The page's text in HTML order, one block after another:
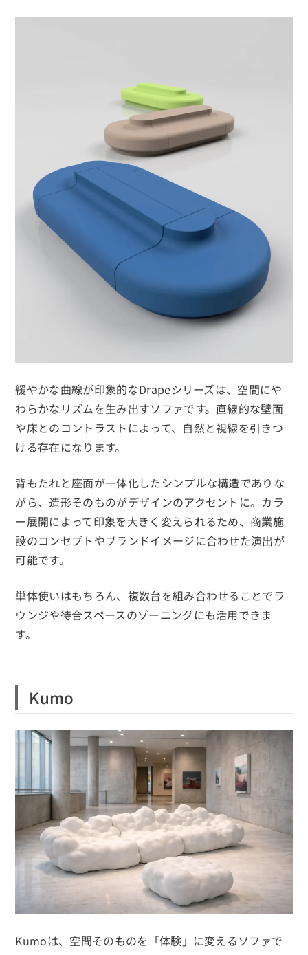
緩やかな曲線が印象的なDrapeシリーズは、空間にや
わらかなリズムを生み出すソファです。直線的な壁面
や床とのコントラストによって、自然と視線を引きつ
ける存在になります。
背もたれと座面が一体化したシンプルな構造でありな
がら、造形そのものがデザインのアクセントに。カラ
ー展開によって印象を大きく変えられるため、商業施
設のコンセプトやブランドイメージに合わせた演出が
可能です。
単体使いはもちろん、複数台を組み合わせることでラ
ウンジや待合スペースのゾーニングにも活用できま
す。
Kumo
Kumoは、空間そのものを「体験」に変えるソファで